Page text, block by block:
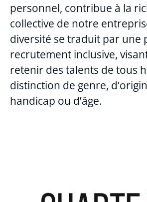
personnel, contribue à la
collective de notre
diversité se traduit par une
recrutement inclusive,
retenir des talents de tous
distinction de genre,
handicap ou d’âge.